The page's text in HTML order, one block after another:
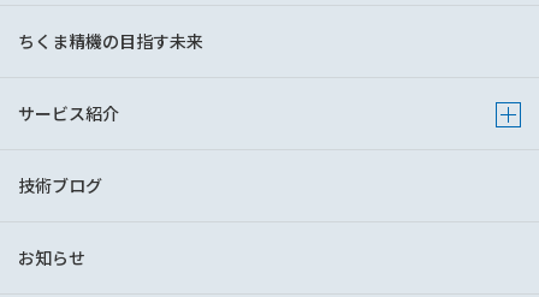
ちくま精機の目指す未来
サービス紹介 Show
技術ブログ
お知らせ